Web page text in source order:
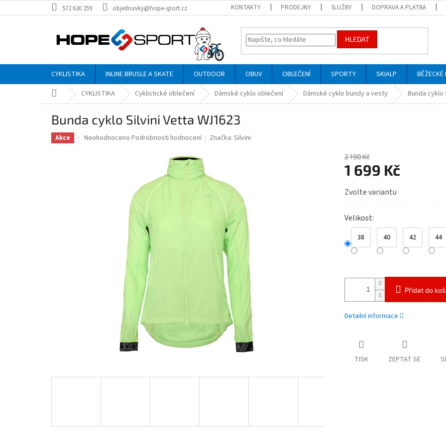
na
572 630 259 objednavky@hope-sport.cz KONTAKTY PRODEJNY SLUŽBY DOPRAVA A PLATBA
HLEDAT
CYKLISTIKA INLINE BRUSLE A SKATE OUTDOOR OBUV OBLEČENÍ SPORTY SKIALP BĚŽECKÉ
Domů CYKLISTIKA Cyklistické oblečení Dámské cyklo oblečení Dámské cyklo bundy a vesty Bunda cyklo
Bunda cyklo Silvini Vetta WJ1623
Akce
Průměrné
Neohodnoceno Podrobnosti hodnocení Značka:Silvini
2 190 Kč
1 699 Kč
cena:
Zvolte variantu
Velikost
38 40 42 44
Přidat do
Detailní informace
TISK ZEPTAT SE